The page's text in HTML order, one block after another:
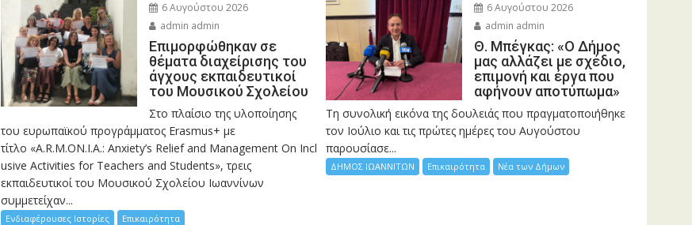
6 Αυγούστου 2026
admin admin
Eπιμορφώθηκαν σε
θέματα διαχείρισης του
άγχους εκπαιδευτικοί
του Μουσικού Σχολείου
Στο πλαίσιο της υλοποίησης
του ευρωπαϊκού προγράμματος Erasmus+ με
τίτλο «A.R.M.ON.I.A.: Anxiety’s Relief and Management On Incl
usive Activities for Teachers and Students», τρεις
εκπαιδευτικοί του Μουσικού Σχολείου Ιωαννίνων
συμμετείχαν...
Ενδιαφέρουσες Ιστορίες Επικαιρότητα
6 Αυγούστου 2026
admin admin
Θ. Μπέγκας: «Ο Δήμος
μας αλλάζει με σχέδιο,
επιμονή και έργα που
αφήνουν αποτύπωμα»
Τη συνολική εικόνα της δουλειάς που πραγματοποιήθηκε
τον Ιούλιο και τις πρώτες ημέρες του Αυγούστου
παρουσίασε...
ΔΗΜΟΣ ΙΩΑΝΝΙΤΩΝ Επικαιρότητα Νέα των Δήμων